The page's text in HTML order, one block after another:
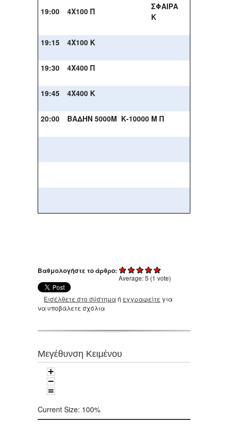
19:00 4X100 Π
ΣΦΑΙΡΑ
Κ
19:15 4X100 Κ
19:30 4X400 Π
19:45 4X400 Κ
20:00 ΒΑΔΗΝ 5000Μ Κ-10000 Μ Π
Βαθμολογήστε το άρθρο:
Average:5 (1 vote)
Εισέλθετε στο σύστημαή εγγραφείτε για
να υποβάλετε σχόλια
Μεγέθυνση Κειμένου
Current Size: 100%